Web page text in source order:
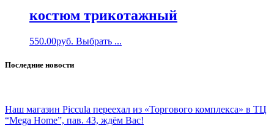
костюм трикотажный
550.00руб. Выбрать ...
Последние новости
Наш магазин Piccula переехал из «Торгового комплекса» в ТЦ
“Mega Home”, пав. 43, ждём Вас!